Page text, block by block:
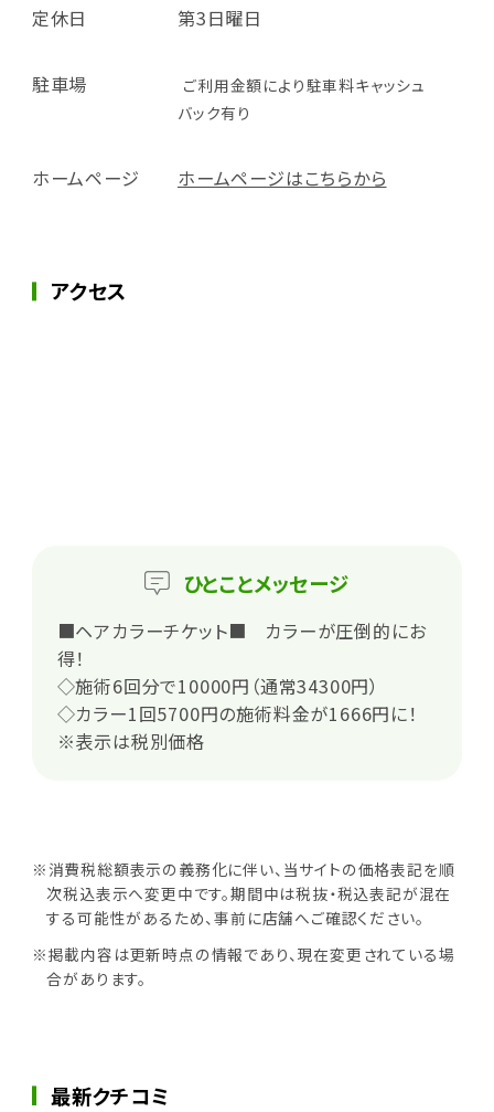
定休日 第3日曜日
駐車場
ご利用金額により駐車料キャッシュ
バック有り
ホームページ ホームページはこちらから
アクセス
ひとことメッセージ
■ヘアカラーチケット■ カラーが圧倒的にお
得！
◇施術6回分で10000円（通常34300円）
◇カラー1回5700円の施術料金が1666円に！
※表示は税別価格
※消費税総額表示の義務化に伴い、当サイトの価格表記を順
次税込表示へ変更中です。期間中は税抜・税込表記が混在
する可能性があるため、事前に店舗へご確認ください。
※掲載内容は更新時点の情報であり、現在変更されている場
合があります。
最新クチコミ